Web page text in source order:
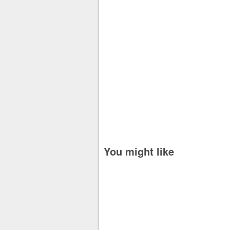
You might like